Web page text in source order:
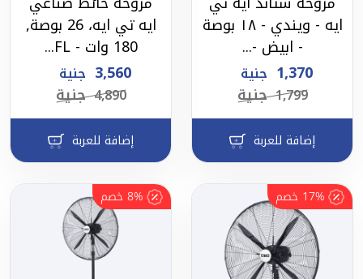
ايه - ويندي - ١٨ بوصة
- ابيض -...
1,370 جنية
1,799 جنية
إضافة للعربة
ايه تي ايه، 26 بوصة,
180 وات - FL...
3,560 جنية
4,890 جنية
إضافة للعربة
17% خصم 8% خصم